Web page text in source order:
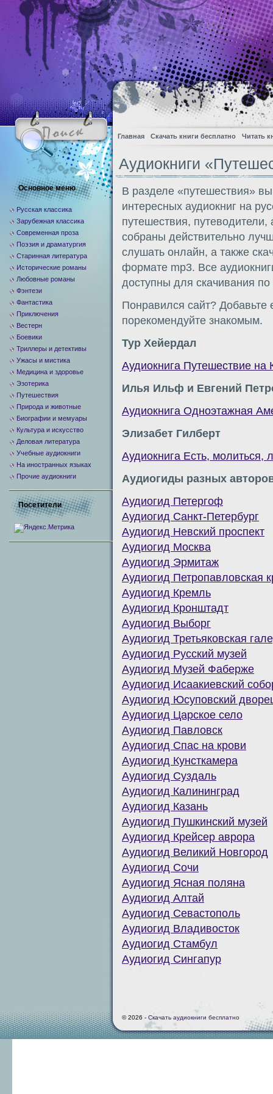
Главная Скачать книги бесплатно Читать
Аудиокниги
В разделе «путешествия»
интересных аудиокниг на
путешествия,
собраны действительно
слушать онлайн, а также
формате mp3. Все
доступны для скачивания
Понравился сайт? Добавьте
порекомендуйте знакомым.
Тур Хейердал
Аудиокнига Путешествие на
Илья Ильф и Евгений
Аудиокнига Одноэтажная
Элизабет Гилберт
Аудиокнига Есть, молиться,
Аудиогиды разных
Аудиогид Петергоф
Аудиогид Санкт-Петербург
Аудиогид Невский проспект
Аудиогид Москва
Аудиогид Эрмитаж
Аудиогид Петропавловская
Аудиогид Кремль
Аудиогид Кронштадт
Аудиогид Выборг
Аудиогид Третьяковская
Аудиогид Русский музей
Аудиогид Музей Фаберже
Аудиогид Исаакиевский
Аудиогид Юсуповский
Аудиогид Царское село
Аудиогид Павловск
Аудиогид Спас на крови
Аудиогид Кунсткамера
Аудиогид Суздаль
Аудиогид Калининград
Аудиогид Казань
Аудиогид Пушкинский музей
Аудиогид Крейсер аврора
Аудиогид Великий Новгород
Аудиогид Сочи
Аудиогид Ясная поляна
Аудиогид Алтай
Аудиогид Севастополь
Аудиогид Владивосток
Аудиогид Стамбул
Аудиогид Сингапур
Основное меню
Русская классика
Зарубежная классика
Современная проза
Поэзия и драматургия
Старинная литература
Исторические романы
Любовные романы
Фэнтези
Фантастика
Приключения
Вестерн
Боевики
Триллеры и детективы
Ужасы и мистика
Медицина и здоровье
Эзотерика
Путешествия
Природа и животные
Биографии и мемуары
Культура и искусство
Деловая литература
Учебные аудиокниги
На иностранных языках
Прочие аудиокниги
Посетители
© 2026 - Скачать аудиокниги бесплатно